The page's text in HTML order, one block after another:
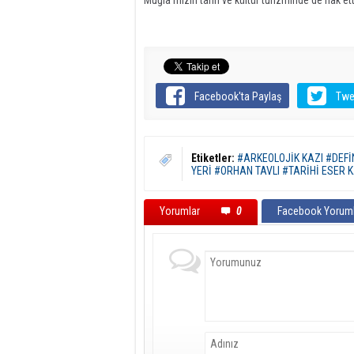
Facebook'ta Paylaş
Etiketler: #ARKEOLOJİK KAZI
YERİ #ORHAN TAVLI #TARİHİ ESER
Yorumlar 0 Facebook